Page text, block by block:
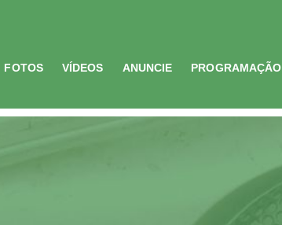
FOTOS VÍDEOS ANUNCIE PROGRAMAÇÃO